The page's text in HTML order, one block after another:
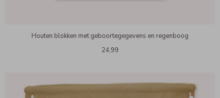
Houten blokken met geboortegegevens en regenboog
24,99